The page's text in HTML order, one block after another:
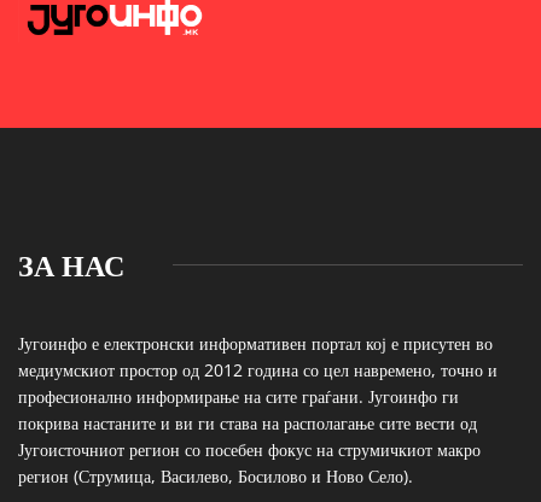
ЗА НАС
Југоинфо е електронски информативен портал кој е присутен во
медиумскиот простор од 2012 година со цел навремено, точно и
професионално информирање на сите граѓани. Југоинфо ги
покрива настаните и ви ги става на располагање сите вести од
Југоисточниот регион со посебен фокус на струмичкиот макро
регион (Струмица, Василево, Босилово и Ново Село).